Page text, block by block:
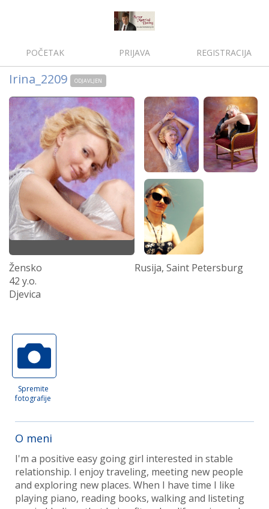
POČETAK PRIJAVA REGISTRACIJA
Irina_2209 ODJAVLJEN
Žensko
42 y.o.
Djevica
Rusija, Saint Petersburg
Spremite
fotografije
O meni
I'm a positive easy going girl interested in stable
relationship. I enjoy traveling, meeting new people
and exploring new places. When I have time I like
playing piano, reading books, walking and listeting